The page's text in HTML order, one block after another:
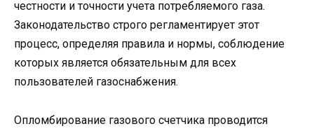
честности и точности учета потребляемого газа.
Законодательство строго регламентирует этот
процесс, определяя правила и нормы, соблюдение
которых является обязательным для всех
пользователей газоснабжения.
Опломбирование газового счетчика проводится